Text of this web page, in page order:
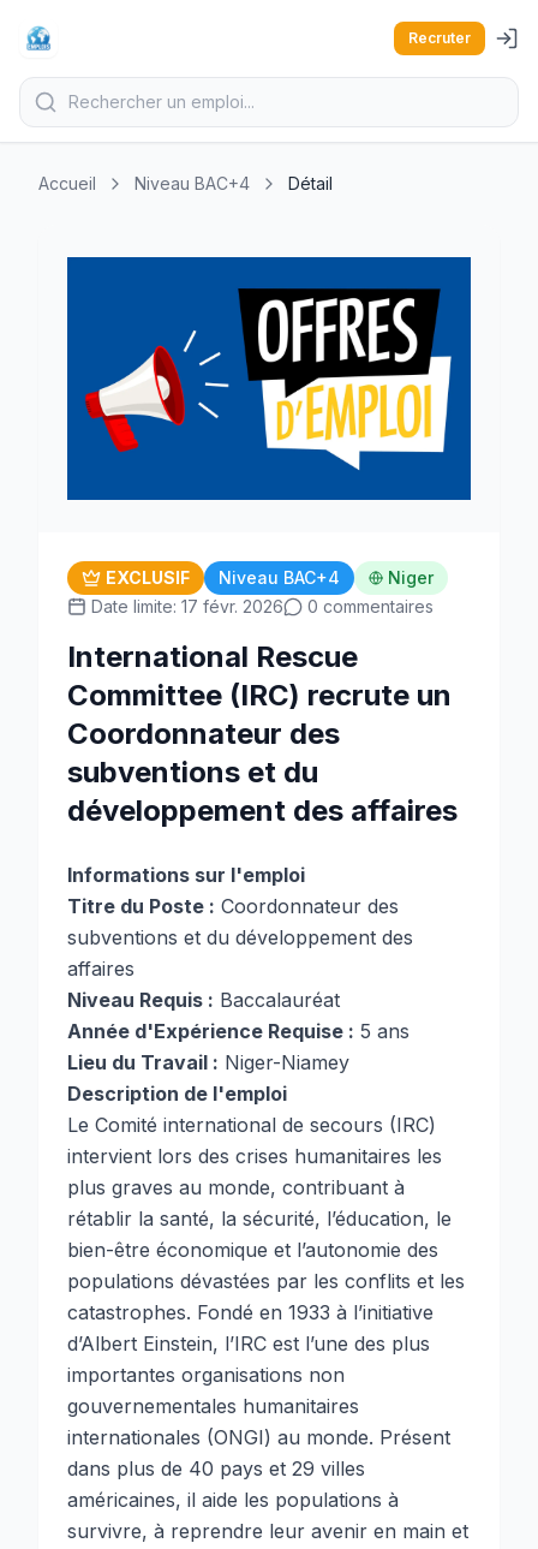
Recruter
Accueil Niveau BAC+4 Détail
EXCLUSIF Niveau BAC+4
Niger
Date limite: 17 févr. 2026
0 commentaires
International Rescue
Committee (IRC) recrute un
Coordonnateur des
subventions et du
développement des affaires
Informations sur l'emploi
Titre du Poste : Coordonnateur des
subventions et du développement des
affaires
Niveau Requis : Baccalauréat
Année d'Expérience Requise : 5 ans
Lieu du Travail : Niger-Niamey
Description de l'emploi
Le Comité international de secours (IRC)
intervient lors des crises humanitaires les
plus graves au monde, contribuant à
rétablir la santé, la sécurité, l’éducation, le
bien-être économique et l’autonomie des
populations dévastées par les conflits et les
catastrophes. Fondé en 1933 à l’initiative
d’Albert Einstein, l’IRC est l’une des plus
importantes organisations non
gouvernementales humanitaires
internationales (ONGI) au monde. Présent
dans plus de 40 pays et 29 villes
américaines, il aide les populations à
survivre, à reprendre leur avenir en main et